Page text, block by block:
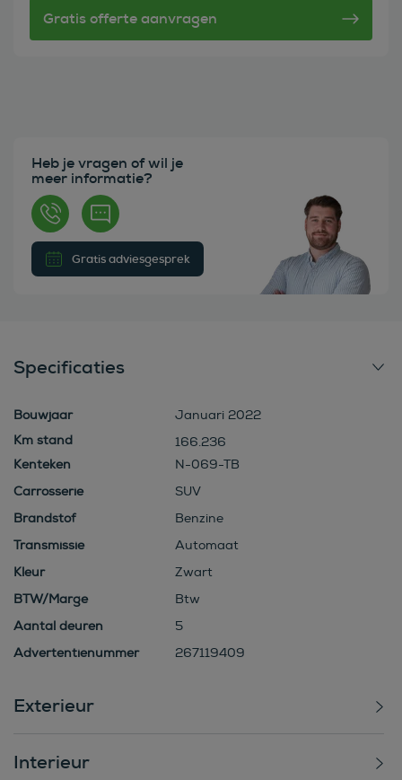
Heb je vragen of wil je
meer informatie?
Gratis adviesgesprek
Specificaties
Bouwjaar
Januari 2022
166.236
Kenteken
N-069-TB
Carrosserie
SUV
Brandstof
Benzine
Transmissie
Automaat
Kleur
Zwart
BTW/Marge
Btw
Aantal deuren
5
Advertentienummer
267119409
Exterieur
Interieur